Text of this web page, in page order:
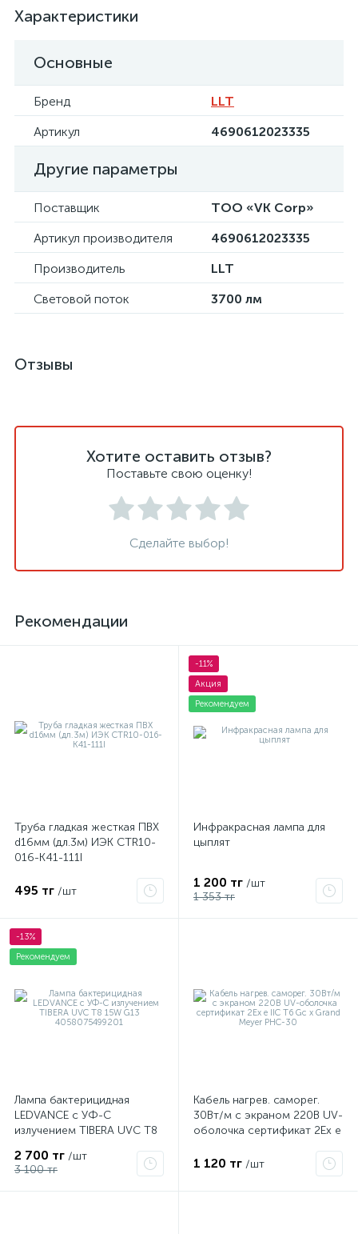
Характеристики
Основные
Бренд
LLT
Артикул
4690612023335
Другие параметры
Поставщик
ТОО «VK Corp»
Артикул производителя
4690612023335
Производитель
LLT
Световой поток
3700 лм
Отзывы
Хотите оставить отзыв?
Поставьте свою оценку!
Сделайте выбор!
Рекомендации
Труба гладкая жесткая ПВХ
d16мм (дл.3м) ИЭК CTR10-
016-K41-111I
495 тг /шт
-11%
Акция
Рекомендуем
Инфракрасная лампа для
цыплят
1 200 тг /шт
1 353 тг
-13%
Рекомендуем
Лампа бактерицидная
LEDVANCE с УФ-С
излучением TIBERA UVC T8
2 700 тг /шт
3 100 тг
Кабель нагрев. саморег.
30Вт/м с экраном 220В UV-
оболочка сертификат 2Ex e
PHC-30
1 120 тг /шт